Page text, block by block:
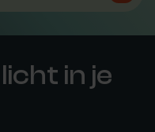
in je